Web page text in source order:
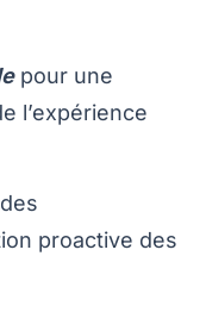
pour une
l’expérience
proactive des